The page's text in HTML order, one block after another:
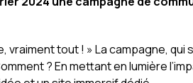
vraiment tout ! » La campagne,
? En mettant en lumière